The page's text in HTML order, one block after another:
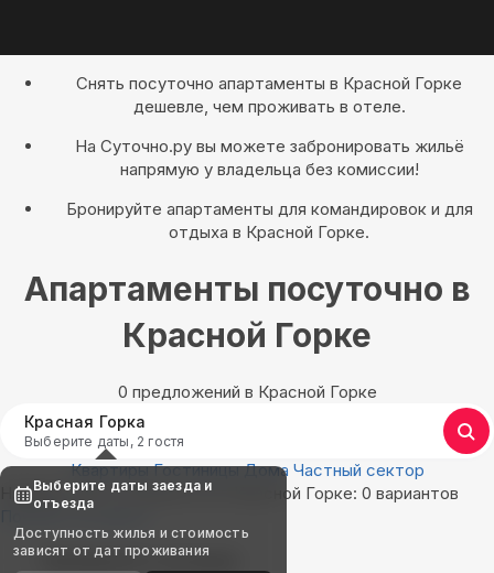
Снять посуточно апартаменты в Красной Горке
дешевле, чем проживать в отеле.
На Суточно.ру вы можете забронировать жильё
напрямую у владельца без комиссии!
Бронируйте апартаменты для командировок и для
отдыха в Красной Горке.
Апартаменты посуточно в
Красной Горке
0 предложений в Красной Горке
Красная Горка
Выберите даты, 2 гостя
Квартиры Гостиницы Дома Частный сектор
Найдём, где остановиться в Красной Горке: 0 вариантов
Показать на карте
Выбирайте лучшее
Выберите даты заезда и
отъезда
Доступность жилья и стоимость
зависят от дат проживания